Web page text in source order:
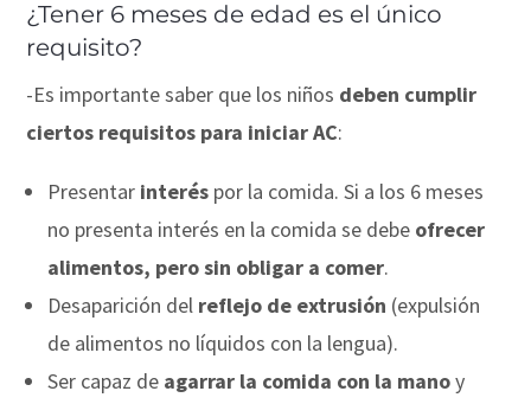
¿Tener 6 meses de edad es el único
requisito?
-Es importante saber que los niños deben cumplir
ciertos requisitos para iniciar AC:
Presentar interés por la comida. Si a los 6 meses
no presenta interés en la comida se debe ofrecer
alimentos, pero sin obligar a comer.
Desaparición del reflejo de extrusión (expulsión
de alimentos no líquidos con la lengua).
Ser capaz de agarrar la comida con la manoy